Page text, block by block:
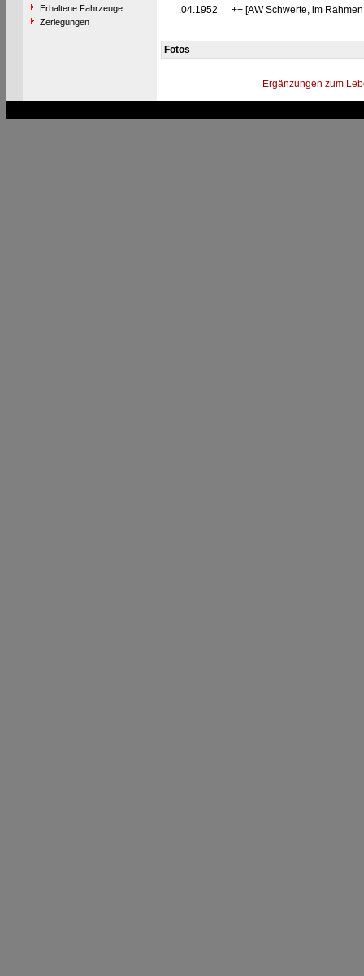
Erhaltene Fahrzeuge
Zerlegungen
__.04.1952
++ [AW Schwerte, im
Fotos
Ergänzungen zum